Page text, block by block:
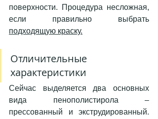
поверхности. Процедура несложная,
подходящую краску.
Отличительные
характеристики
Сейчас выделяется два основных
вида пенополистирола –
прессованный и экструдированный.